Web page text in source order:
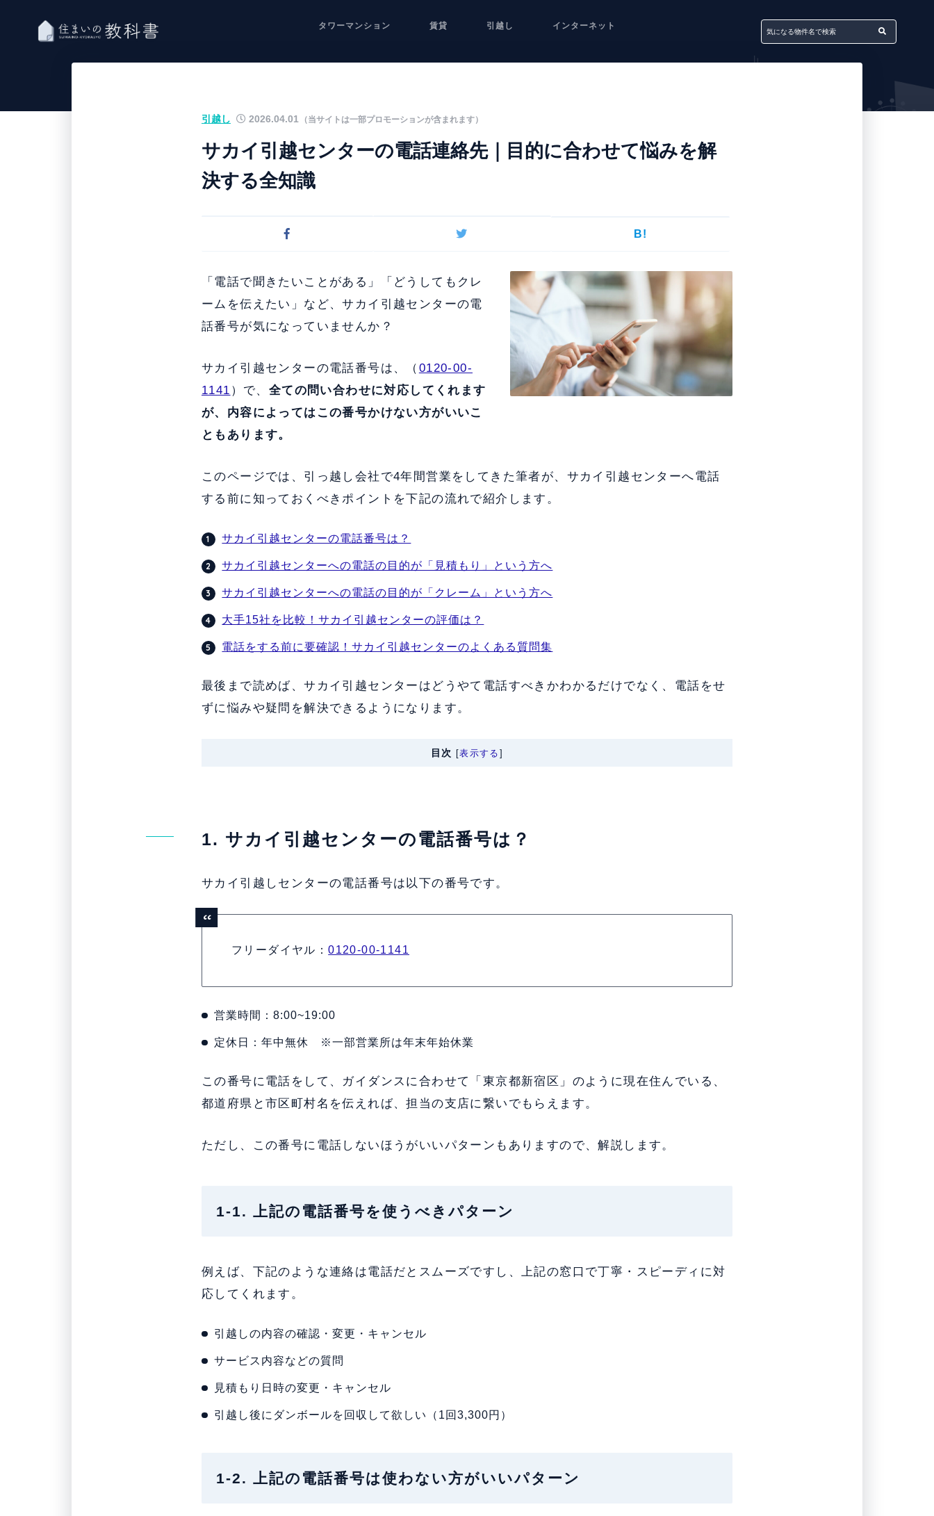
タワーマンション 賃貸 引越し インターネット
（当サイトは一部プロモーションが含まれます）
引越し 2026.04.01
サカイ引越センターの電話連絡先｜目的に合わせて悩みを解
決する全知識
B!
「電話で聞きたいことがある」「どうしてもクレ
ームを伝えたい」など、サカイ引越センターの電
話番号が気になっていませんか？
サカイ引越センターの電話番号は、（ 0120-00-
1141 ）で、 全ての問い合わせに対応してくれます
が、内容によってはこの番号かけない方がいいこ
ともあります。
このページでは、引っ越し会社で4年間営業をしてきた筆者が、サカイ引越センターへ電話
する前に知っておくべきポイントを下記の流れで紹介します。
サカイ引越センターの電話番号は？
サカイ引越センターへの電話の目的が「見積もり」という方へ
サカイ引越センターへの電話の目的が「クレーム」という方へ
大手15社を比較！サカイ引越センターの評価は？
電話をする前に要確認！サカイ引越センターのよくある質問集
最後まで読めば、サカイ引越センターはどうやて電話すべきかわかるだけでなく、電話をせ
ずに悩みや疑問を解決できるようになります。
目次 [表示する
1. サカイ引越センターの電話番号は？
サカイ引越しセンターの電話番号は以下の番号です。
フリーダイヤル：0120-00-1141
営業時間：8:00~19:00
定休日：年中無休 ※一部営業所は年末年始休業
この番号に電話をして、ガイダンスに合わせて「東京都新宿区」のように現在住んでいる、
都道府県と市区町村名を伝えれば、担当の支店に繋いでもらえます。
ただし、この番号に電話しないほうがいいパターンもありますので、解説します。
1-1. 上記の電話番号を使うべきパターン
例えば、下記のような連絡は電話だとスムーズですし、上記の窓口で丁寧・スピーディに対
応してくれます。
引越しの内容の確認・変更・キャンセル
サービス内容などの質問
見積もり日時の変更・キャンセル
引越し後にダンボールを回収して欲しい（1回3,300円）
1-2. 上記の電話番号は使わない方がいいパターン